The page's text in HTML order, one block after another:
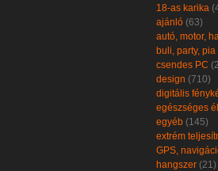
18-as karika
ajánló (63)
autó, motor,
buli, party, pia
csendes PC
design (710)
digitális
egészséges
egyéb (145)
extrém
GPS,
hangszer (21)